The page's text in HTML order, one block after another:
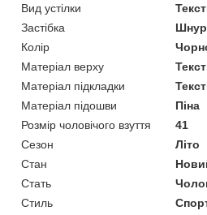
Вид устілки
Застібка
Колір
Матеріал верху
Матеріал підкладки
Матеріал підошви
Піна
Розмір чоловічого взуття
41
Сезон
Літо
Стан
Стать
Стиль